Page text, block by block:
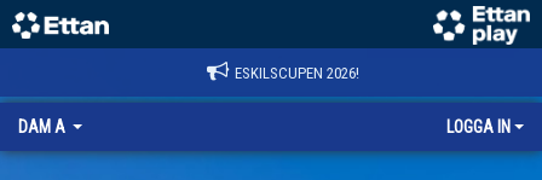
ESKILSCUPEN 2026!
DAM A LOGGA IN